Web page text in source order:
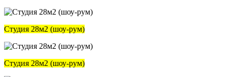
Студия 28м2 (шоу-рум)
Студия 28м2 (шоу-рум)